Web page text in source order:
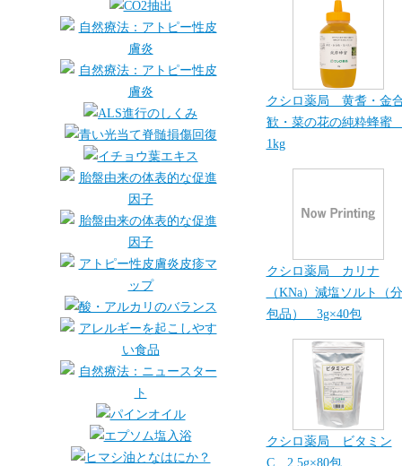
クシロ薬局 黄耆・金
歓・菜の花の純粋蜂
1kg
クシロ薬局 カリナ
（KNa）減塩ソルト（分
包品） 3g×40包
クシロ薬局 ビタミン
C 2.5g×80包